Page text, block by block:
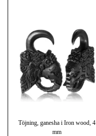
Töjning, ganesha i Iron wood, 4
mm